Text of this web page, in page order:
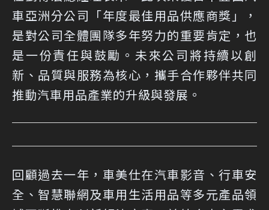
車亞洲分公司「年度最佳用品供應商獎」，
是對公司全體團隊多年努力的重要肯定，也
是一份責任與鼓勵。未來公司將持續以創
新、品質與服務為核心，攜手合作夥伴共同
推動汽車用品產業的升級與發展。
回顧過去一年，車美仕在汽車影音、行車安
全、智慧聯網及車用生活用品等多元產品領